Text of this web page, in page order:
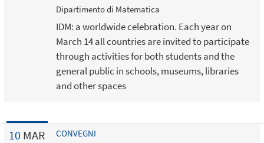
Dipartimento di Matematica
IDM: a worldwide celebration. Each year on
March 14 all countries are invited to participate
through activities for both students and the
general public in schools, museums, libraries
and other spaces
10 MAR CONVEGNI